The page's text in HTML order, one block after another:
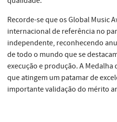
Recorde-se que os Global Music
internacional de referência no
independente, reconhecendo
de todo o mundo que se
execução e produção. A
que atingem um patamar de
importante validação do mérito